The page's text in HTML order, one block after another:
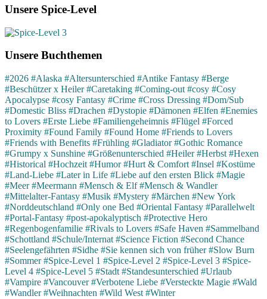
Unsere Spice-Level
Unsere Buchthemen
#2026 #Alaska #Altersunterschied #Antike Fantasy #Berge
#Beschützer x Heiler #Caretaking #Coming-out #cosy #Cosy
Apocalypse #cosy Fantasy #Crime #Cross Dressing #Dom/Sub
#Domestic Bliss #Drachen #Dystopie #Dämonen #Elfen #Enemies
to Lovers #Erste Liebe #Familiengeheimnis #Flügel #Forced
Proximity #Found Family #Found Home #Friends to Lovers
#Friends with Benefits #Frühling #Gladiator #Gothic Romance
#Grumpy x Sunshine #Größenunterschied #Heiler #Herbst #Hexen
#Historical #Hochzeit #Humor #Hurt & Comfort #Insel #Kostüme
#Land-Liebe #Later in Life #Liebe auf den ersten Blick #Magie
#Meer #Meermann #Mensch & Elf #Mensch & Wandler
#Mittelalter-Fantasy #Musik #Mystery #Märchen #New York
#Norddeutschland #Only one Bed #Oriental Fantasy #Parallelwelt
#Portal-Fantasy #post-apokalyptisch #Protective Hero
#Regenbogenfamilie #Rivals to Lovers #Safe Haven #Sammelband
#Schottland #Schule/Internat #Science Fiction #Second Chance
#Seelengefährten #Sidhe #Sie kennen sich von früher #Slow Burn
#Sommer #Spice-Level 1 #Spice-Level 2 #Spice-Level 3 #Spice-
Level 4 #Spice-Level 5 #Stadt #Standesunterschied #Urlaub
#Vampire #Vancouver #Verbotene Liebe #Versteckte Magie #Wald
#Wandler #Weihnachten #Wild West #Winter